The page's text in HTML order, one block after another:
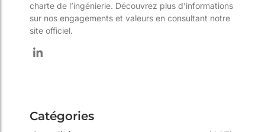
charte de l’ingénierie. Découvrez plus d’informations
sur nos engagements et valeurs en consultant notre
site officiel.
Catégories